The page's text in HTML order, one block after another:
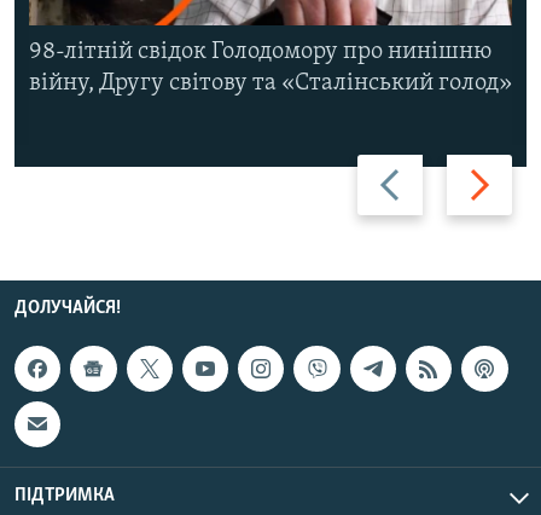
Назад Вперед
98-літній свідок Голодомору про нинішню
війну, Другу світову та «Сталінський голод»
ДОЛУЧАЙСЯ!
ПІДТРИМКА